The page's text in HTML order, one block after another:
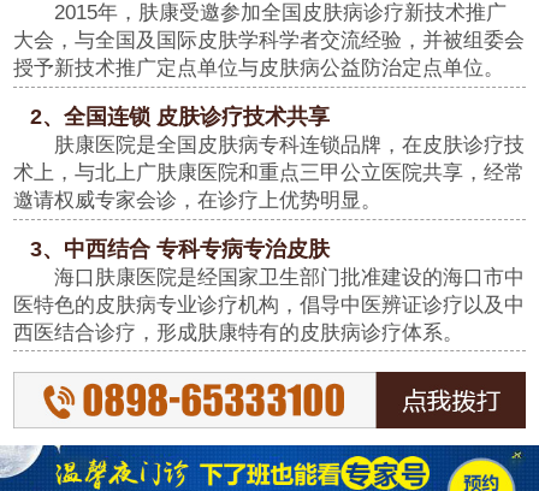
2015年，肤康受邀参加全国皮肤病诊疗新技术推广
大会，与全国及国际皮肤学科学者交流经验，并被组委会
授予新技术推广定点单位与皮肤病公益防治定点单位。
2、全国连锁 皮肤诊疗技术共享
肤康医院是全国皮肤病专科连锁品牌，在皮肤诊疗技
术上，与北上广肤康医院和重点三甲公立医院共享，经常
邀请权威专家会诊，在诊疗上优势明显。
3、中西结合 专科专病专治皮肤
海口肤康医院是经国家卫生部门批准建设的海口市中
医特色的皮肤病专业诊疗机构，倡导中医辨证诊疗以及中
西医结合诊疗，形成肤康特有的皮肤病诊疗体系。